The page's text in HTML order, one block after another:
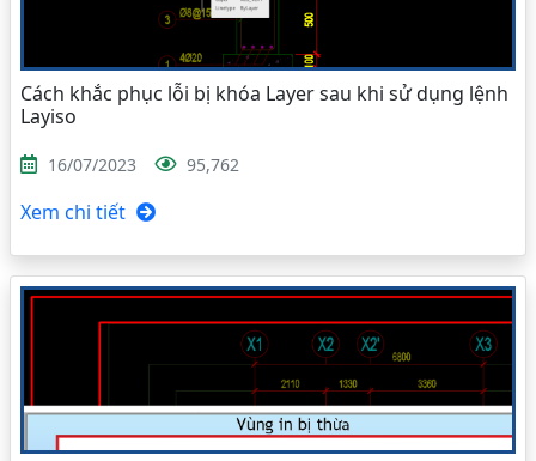
Cách khắc phục lỗi bị khóa Layer sau khi sử dụng lệnh
Layiso
16/07/2023 95,762
Xem chi tiết